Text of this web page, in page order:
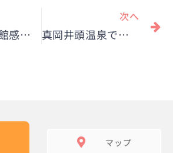
花ちょう遊館感謝デー「梅の実プレゼント」
次へ
真岡井頭温泉で「夏メニュー」がスタート！
マップ